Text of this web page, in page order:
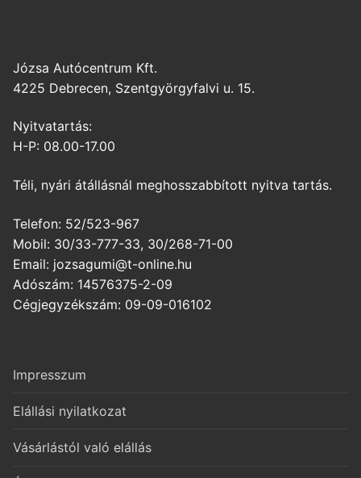
Józsa Autócentrum Kft.
4225 Debrecen, Szentgyörgyfalvi u. 15.
Nyitvatartás:
H-P: 08.00-17.00
Téli, nyári átállásnál meghosszabbított nyitva tartás.
Telefon: 52/523-967
Mobil: 30/33-777-33, 30/268-71-00
Email: jozsagumi@t-online.hu
Adószám: 14576375-2-09
Cégjegyzékszám: 09-09-016102
Impresszum
Elállási nyilatkozat
Vásárlástól való elállás